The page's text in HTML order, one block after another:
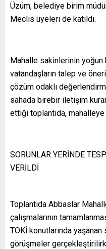
Üzüm, belediye birim
Meclis üyeleri de katıldı.
Mahalle sakinlerinin yoğun
vatandaşların talep ve
çözüm odaklı
sahada birebir iletişim
ettiği toplantıda, mahalleye
SORUNLAR YERİNDE
VERİLDİ
Toplantıda Abbaslar
çalışmalarının
TOKİ konutlarında
görüşmeler